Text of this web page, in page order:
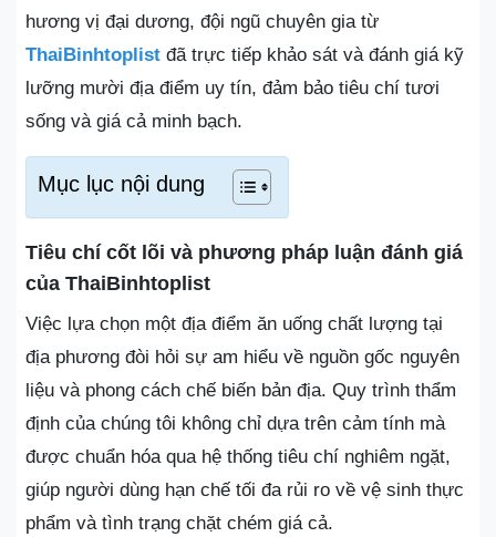
hương vị đại dương, đội ngũ chuyên gia từ
ThaiBinhtoplist đã trực tiếp khảo sát và đánh giá kỹ
lưỡng mười địa điểm uy tín, đảm bảo tiêu chí tươi
sống và giá cả minh bạch.
Mục lục nội dung
Tiêu chí cốt lõi và phương pháp luận đánh giá
của ThaiBinhtoplist
Việc lựa chọn một địa điểm ăn uống chất lượng tại
địa phương đòi hỏi sự am hiểu về nguồn gốc nguyên
liệu và phong cách chế biến bản địa. Quy trình thẩm
định của chúng tôi không chỉ dựa trên cảm tính mà
được chuẩn hóa qua hệ thống tiêu chí nghiêm ngặt,
giúp người dùng hạn chế tối đa rủi ro về vệ sinh thực
phẩm và tình trạng chặt chém giá cả.